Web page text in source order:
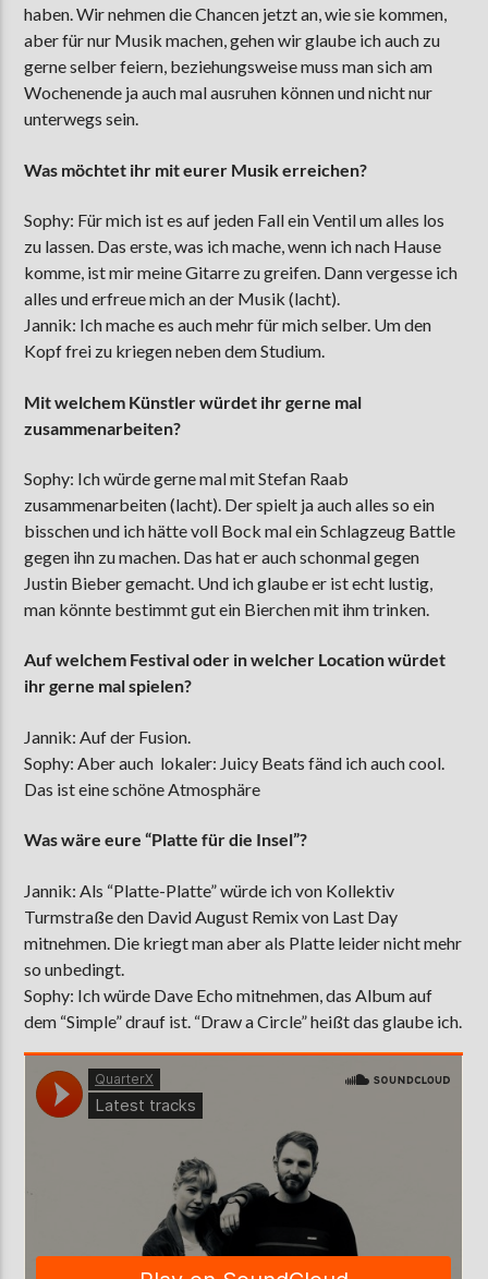
haben. Wir nehmen die Chancen jetzt an, wie sie kommen,
aber für nur Musik machen, gehen wir glaube ich auch zu
gerne selber feiern, beziehungsweise muss man sich am
Wochenende ja auch mal ausruhen können und nicht nur
unterwegs sein.
Was möchtet ihr mit eurer Musik erreichen?
Sophy: Für mich ist es auf jeden Fall ein Ventil um alles los
zu lassen. Das erste, was ich mache, wenn ich nach Hause
komme, ist mir meine Gitarre zu greifen. Dann vergesse ich
alles und erfreue mich an der Musik (lacht).
Jannik: Ich mache es auch mehr für mich selber. Um den
Kopf frei zu kriegen neben dem Studium.
Mit welchem Künstler würdet ihr gerne mal
zusammenarbeiten?
Sophy: Ich würde gerne mal mit Stefan Raab
zusammenarbeiten (lacht). Der spielt ja auch alles so ein
bisschen und ich hätte voll Bock mal ein Schlagzeug Battle
gegen ihn zu machen. Das hat er auch schonmal gegen
Justin Bieber gemacht. Und ich glaube er ist echt lustig,
man könnte bestimmt gut ein Bierchen mit ihm trinken.
Auf welchem Festival oder in welcher Location würdet
ihr gerne mal spielen?
Jannik: Auf der Fusion.
Sophy: Aber auch lokaler: Juicy Beats fänd ich auch cool.
Das ist eine schöne Atmosphäre
Was wäre eure “Platte für die Insel”?
Jannik: Als “Platte-Platte” würde ich von Kollektiv
Turmstraße den David August Remix von Last Day
mitnehmen. Die kriegt man aber als Platte leider nicht mehr
so unbedingt.
Sophy: Ich würde Dave Echo mitnehmen, das Album auf
dem “Simple” drauf ist. “Draw a Circle” heißt das glaube ich.